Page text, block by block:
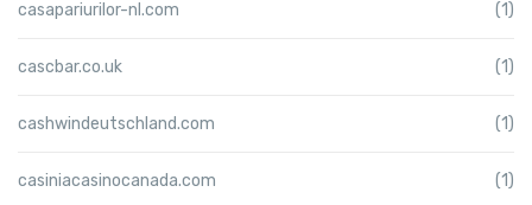
casapariurilor-nl.com (1)
cascbar.co.uk (1)
cashwindeutschland.com (1)
casiniacasinocanada.com (1)